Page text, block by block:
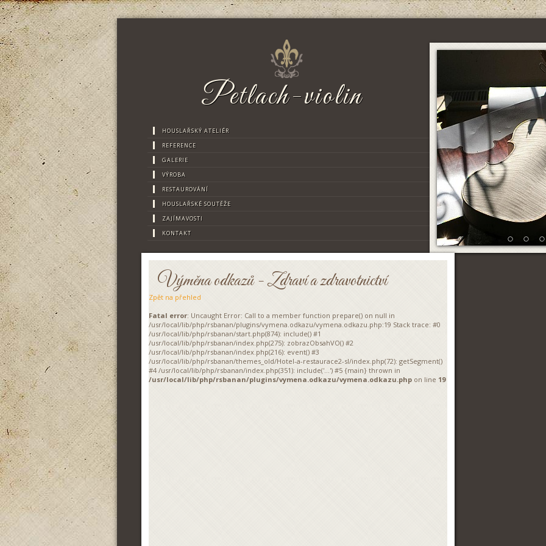
Petlach-violin
HOUSLAŘSKÝ ATELIÉR
REFERENCE
GALERIE
VÝROBA
RESTAUROVÁNÍ
HOUSLAŘSKÉ SOUTĚŽE
ZAJÍMAVOSTI
KONTAKT
Výměna odkazů - Zdraví a zdravotnictví
Zpět na přehled
Fatal error: Uncaught Error: Call to a member function prepare() on null in
/usr/local/lib/php/rsbanan/plugins/vymena.odkazu/vymena.odkazu.php:19 Stack trace: #0
/usr/local/lib/php/rsbanan/start.php(874): include() #1
/usr/local/lib/php/rsbanan/index.php(275): zobrazObsahVO() #2
/usr/local/lib/php/rsbanan/index.php(216): event() #3
/usr/local/lib/php/rsbanan/themes_old/Hotel-a-restaurace2-sl/index.php(72): getSegment()
#4 /usr/local/lib/php/rsbanan/index.php(351): include('...') #5 {main} thrown in
/usr/local/lib/php/rsbanan/plugins/vymena.odkazu/vymena.odkazu.php on line 19